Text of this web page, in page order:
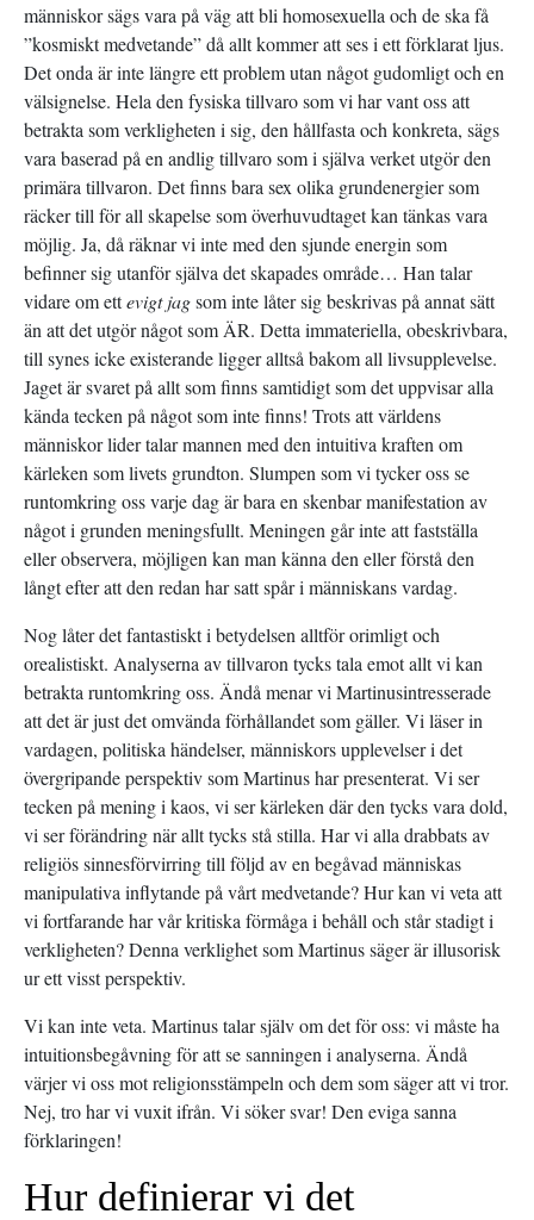
människor sägs vara på väg att bli homosexuella och de ska få
”kosmiskt medvetande” då allt kommer att ses i ett förklarat ljus.
Det onda är inte längre ett problem utan något gudomligt och en
välsignelse. Hela den fysiska tillvaro som vi har vant oss att
betrakta som verkligheten i sig, den hållfasta och konkreta, sägs
vara baserad på en andlig tillvaro som i själva verket utgör den
primära tillvaron. Det finns bara sex olika grundenergier som
räcker till för all skapelse som överhuvudtaget kan tänkas vara
möjlig. Ja, då räknar vi inte med den sjunde energin som
befinner sig utanför själva det skapades område… Han talar
vidare om ettevigt jagsom inte låter sig beskrivas på annat sätt
än att det utgör något som ÄR. Detta immateriella, obeskrivbara,
till synes icke existerande ligger alltså bakom all livsupplevelse.
Jaget är svaret på allt som finns samtidigt som det uppvisar alla
kända tecken på något som inte finns! Trots att världens
människor lider talar mannen med den intuitiva kraften om
kärleken som livets grundton. Slumpen som vi tycker oss se
runtomkring oss varje dag är bara en skenbar manifestation av
något i grunden meningsfullt. Meningen går inte att fastställa
eller observera, möjligen kan man känna den eller förstå den
långt efter att den redan har satt spår i människans vardag.
Nog låter det fantastiskt i betydelsen alltför orimligt och
orealistiskt. Analyserna av tillvaron tycks tala emot allt vi kan
betrakta runtomkring oss. Ändå menar vi Martinusintresserade
att det är just det omvända förhållandet som gäller. Vi läser in
vardagen, politiska händelser, människors upplevelser i det
övergripande perspektiv som Martinus har presenterat. Vi ser
tecken på mening i kaos, vi ser kärleken där den tycks vara dold,
vi ser förändring när allt tycks stå stilla. Har vi alla drabbats av
religiös sinnesförvirring till följd av en begåvad människas
manipulativa inflytande på vårt medvetande? Hur kan vi veta att
vi fortfarande har vår kritiska förmåga i behåll och står stadigt i
verkligheten? Denna verklighet som Martinus säger är illusorisk
ur ett visst perspektiv.
Vi kan inte veta. Martinus talar själv om det för oss: vi måste ha
intuitionsbegåvning för att se sanningen i analyserna. Ändå
värjer vi oss mot religionsstämpeln och dem som säger att vi tror.
Nej, tro har vi vuxit ifrån. Vi söker svar! Den eviga sanna
förklaringen!
Hur definierar vi det